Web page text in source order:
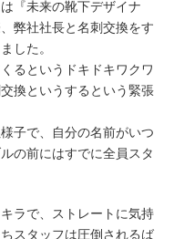
『未来の靴下デザイナ
弊社社長と名刺交換をす
した。
るというドキドキワクワ
換というするという緊張
子で、自分の名前がいつ
の前にはすでに全員スタ
ラで、ストレートに気持
スタッフは圧倒されるば